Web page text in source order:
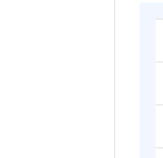
システムエンジニア（
関わるプロジェクト・